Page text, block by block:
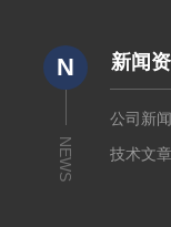
N
NEWS
新闻
公司新
技术文